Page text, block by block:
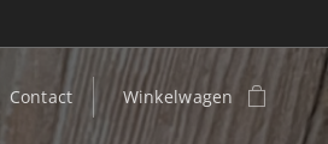
Contact Winkelwagen